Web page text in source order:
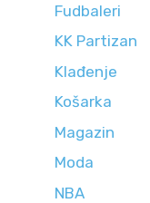
Fudbaleri
KK Partizan
Klađenje
Košarka
Magazin
Moda
NBA